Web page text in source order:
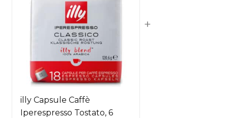
illy Capsule Caffè
Iperespresso Tostato, 6
+